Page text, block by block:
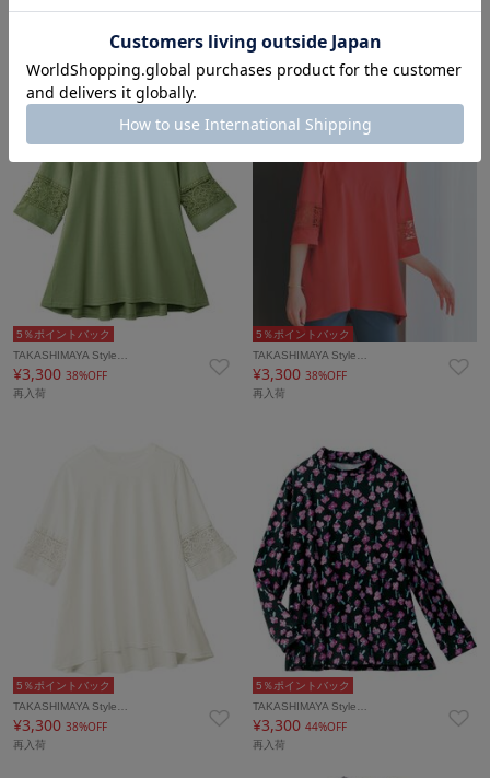
再入荷 再入荷
5％ポイントバック
TAKASHIMAYA Style…
¥3,300 38%OFF
再入荷
5％ポイントバック
TAKASHIMAYA Style…
¥3,30038%OFF
再入荷
5％ポイントバック
TAKASHIMAYA Style…
¥3,300 38%OFF
再入荷
5％ポイントバック
TAKASHIMAYA Style…
¥3,30044%OFF
再入荷